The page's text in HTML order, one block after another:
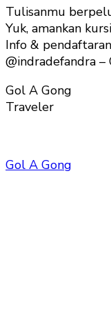
Tulisanmu
Yuk, amankan
Info &
@indradefandra –
Gol A Gong
Traveler
Gol A Gong